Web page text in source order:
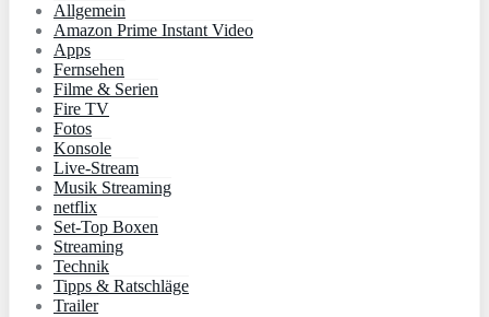
Allgemein
Amazon Prime Instant Video
Apps
Fernsehen
Filme & Serien
Fire TV
Fotos
Konsole
Live-Stream
Musik Streaming
netflix
Set-Top Boxen
Streaming
Technik
Tipps & Ratschläge
Trailer